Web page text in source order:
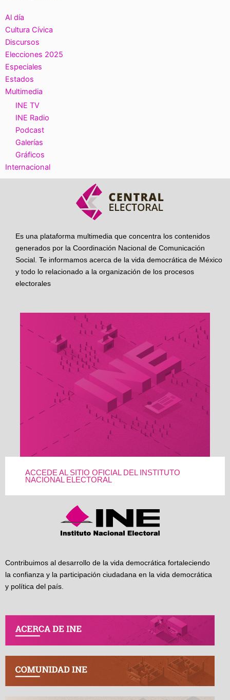
Al día
Cultura Cívica
Discursos
Elecciones 2025
Especiales
Estados
Multimedia
INE TV
INE Radio
Podcast
Galerías
Gráficos
Internacional
Es una plataforma multimedia que concentra los contenidos
generados por la Coordinación Nacional de Comunicación
Social. Te informamos acerca de la vida democrática de México
y todo lo relacionado a la organización de los procesos
electorales
ACCEDE AL SITIO OFICIAL DEL INSTITUTO
NACIONAL ELECTORAL
Contribuimos al desarrollo de la vida democrática fortaleciendo
la confianza y la participación ciudadana en la vida democrática
y política del país.